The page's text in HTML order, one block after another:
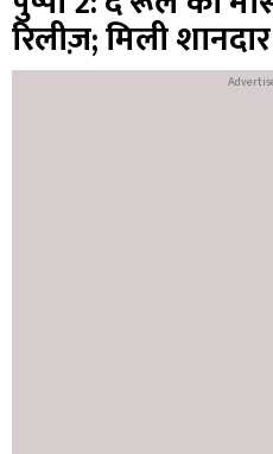
रिलीज़; मिली शानदार